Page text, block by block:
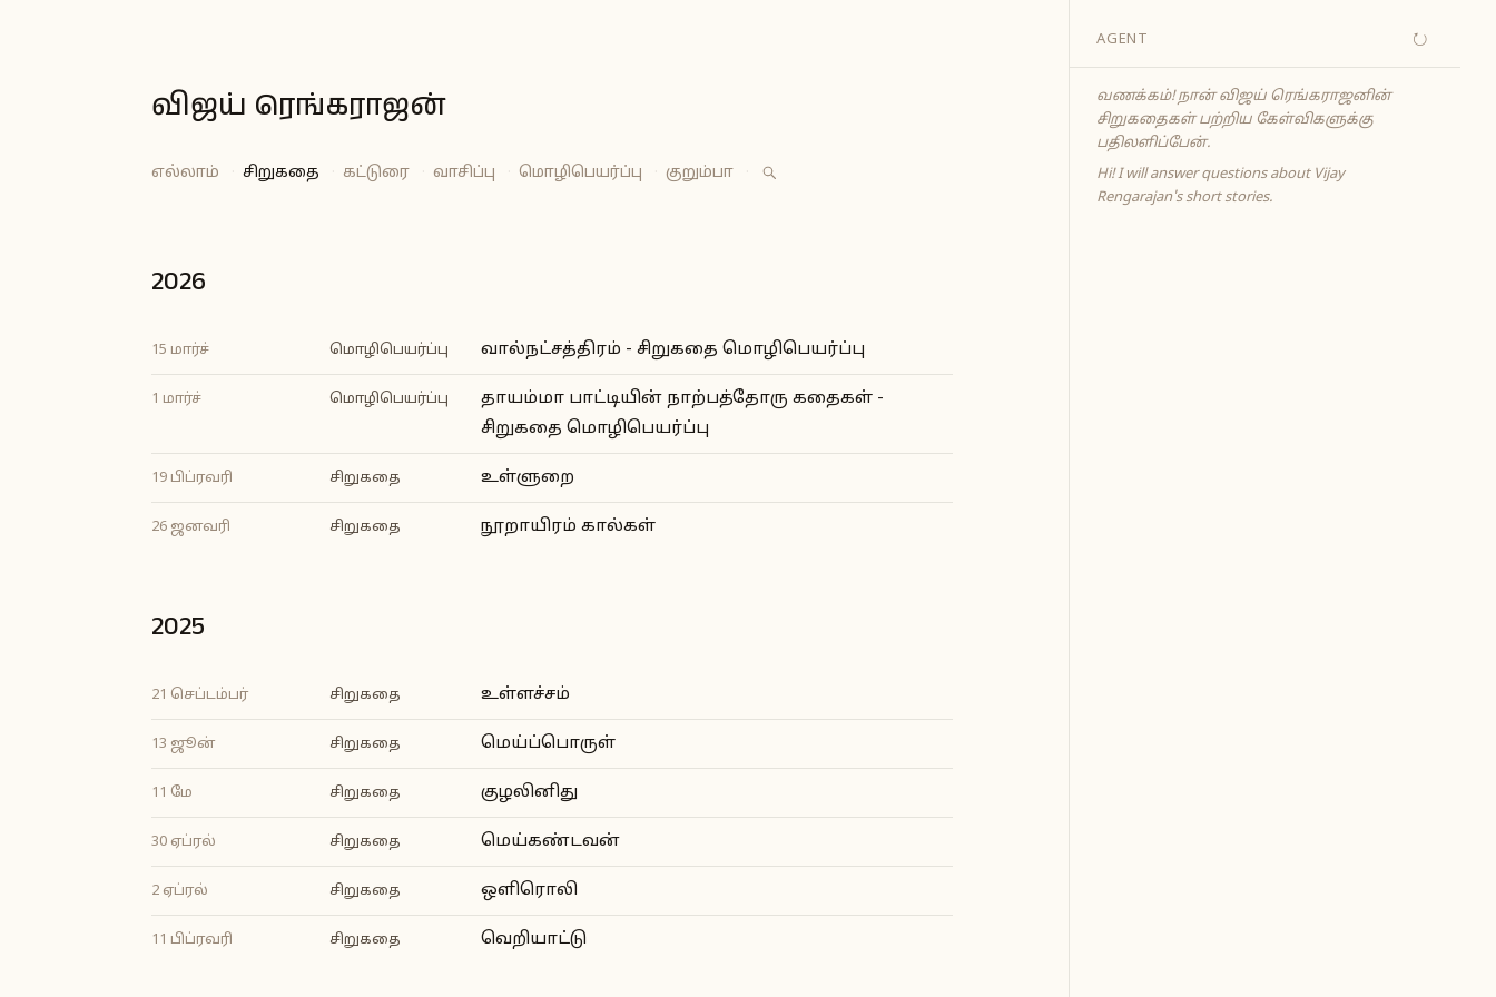
விஜய் ரெங்கராஜன்
எல்லாம் சிறுகதை கட்டுரை வாசிப்பு மொழிபெயர்ப்பு குறும்பா
2026
15 மார்ச் மொழிபெயர்ப்பு வால்நட்சத்திரம் - சிறுகதை மொழிபெயர்ப்பு
1 மார்ச் மொழிபெயர்ப்பு
தாயம்மா பாட்டியின் நாற்பத்தோரு கதைகள் -
சிறுகதை மொழிபெயர்ப்பு
19 பிப்ரவரி சிறுகதை உள்ளுறை
26 ஜனவரி சிறுகதை நூறாயிரம் கால்கள்
2025
21 செப்டம்பர் சிறுகதை உள்ளச்சம்
13 ஜூன் சிறுகதை மெய்ப்பொருள்
11 மே சிறுகதை குழலினிது
30 ஏப்ரல் சிறுகதை மெய்கண்டவன்
2 ஏப்ரல் சிறுகதை ஒளிரொலி
11 பிப்ரவரி சிறுகதை வெறியாட்டு
AGENT ↻
வணக்கம்! நான் விஜய் ரெங்கராஜனின்
சிறுகதைகள் பற்றிய கேள்விகளுக்கு
பதிலளிப்பேன்.
Hi! I will answer questions about Vijay
Rengarajan's short stories.